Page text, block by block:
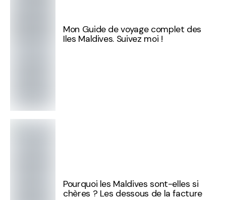
Mon Guide de voyage complet des
Iles Maldives. Suivez moi !
Pourquoi les Maldives sont-elles si
chères ? Les dessous de la facture